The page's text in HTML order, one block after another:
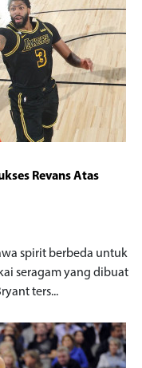
Revans Atas
spirit berbeda untuk
seragam yang dibuat
ters...